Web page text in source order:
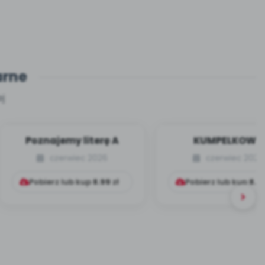
Poznajemy literę A
Pobierz lub kup8.99zł
KUMPELKOWO
Pobierz lub kup